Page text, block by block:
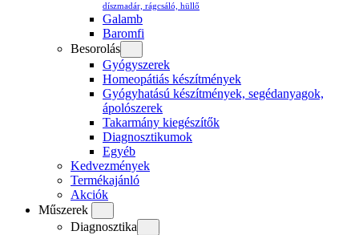
díszmadár, rágcsáló, hüllő
Galamb
Baromfi
Besorolás
Gyógyszerek
Homeopátiás készítmények
Gyógyhatású készítmények, segédanyagok,
ápolószerek
Takarmány kiegészítők
Diagnosztikumok
Egyéb
Kedvezmények
Termékajánló
Akciók
Műszerek
Diagnosztika